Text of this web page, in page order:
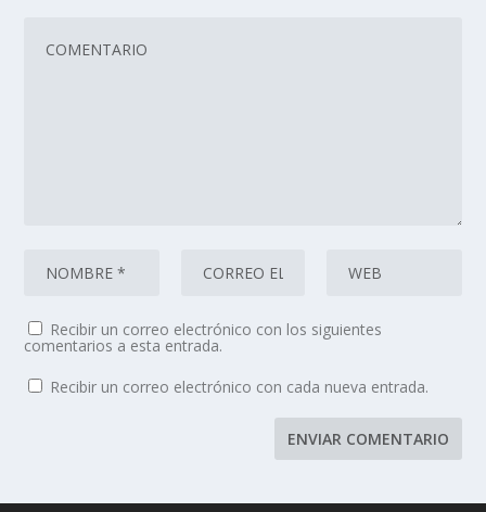
Recibir un correo electrónico con los siguientes
comentarios a esta entrada.
Recibir un correo electrónico con cada nueva entrada.